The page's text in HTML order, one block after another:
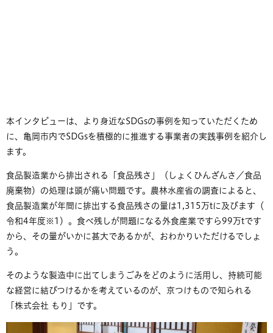
本インタビューは、より身近なSDGsの事例を知っていただくため
に、亀岡市内でSDGsを積極的に推進する事業者の実践事例を紹介し
ます。​
食品製造業から排出される「食品残さ」（しょくひんざんさ／食品
廃棄物）の処理は頭が痛い問題です。農林水産省の調査によると、
食品製造業が年間に排出する食品残さの量は1,315万tに及びます（
令和4年度※1 ）。食べ残しが問題になる外食産業ですら99万tです
から、その量がいかに甚大であるかが、おわかりいただけるでしょ
う。
そのような製造中に出てしまうごみをどのように活用し、持続可能
な経営に結びつけるかを考えているのが、京つけもので知られる
「株式会社 もり」です。